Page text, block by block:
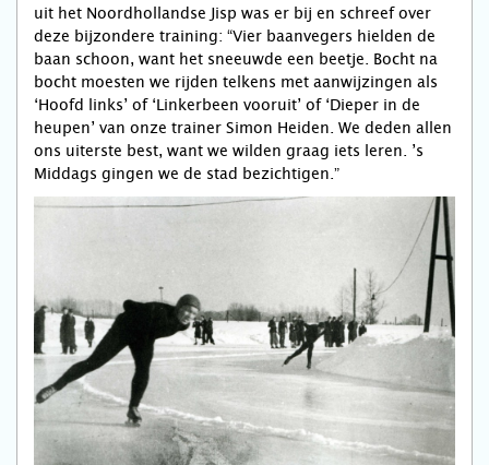
uit het Noordhollandse Jisp was er bij en schreef over
deze bijzondere training: “Vier baanvegers hielden de
baan schoon, want het sneeuwde een beetje. Bocht na
bocht moesten we rijden telkens met aanwijzingen als
‘Hoofd links’ of ‘Linkerbeen vooruit’ of ‘Dieper in de
heupen’ van onze trainer Simon Heiden. We deden allen
ons uiterste best, want we wilden graag iets leren. ’s
Middags gingen we de stad bezichtigen.”